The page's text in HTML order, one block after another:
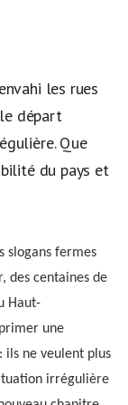
les rues
départ
Que
du pays et
slogans fermes
des centaines de
Haut-
une
ils ne veulent plus
irrégulière